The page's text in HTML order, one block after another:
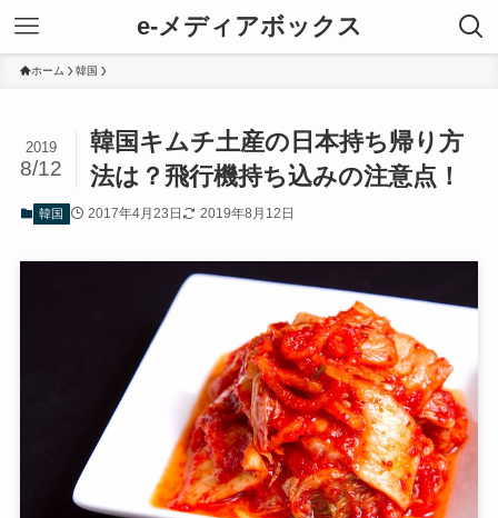
e-メディアボックス
ホーム 韓国
韓国キムチ土産の日本持ち帰り方
法は？飛行機持ち込みの注意点！
2019
8/12
韓国 2017年4月23日 2019年8月12日